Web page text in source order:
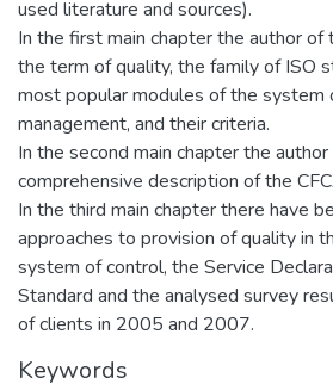
used literature and sources).
In the first main chapter the author of
the term of quality, the family of ISO
most popular modules of the system
management, and their criteria.
In the second main chapter the
comprehensive description of the
In the third main chapter there have
approaches to provision of quality in
system of control, the Service
Standard and the analysed survey
of clients in 2005 and 2007.
Keywords